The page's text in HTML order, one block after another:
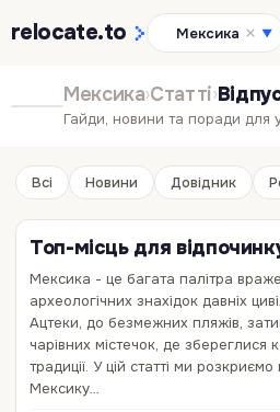
relocate.to Мексика ▼
Мексика›Статті›
Гайди, новини та поради для
Всі Новини Довідник
Топ-місць для
Мексика - це багата палітра
археологічних знахідок давніх
Ацтеки, до безмежних пляжів,
чарівних містечок, де збереглися
традиції. У цій статті ми
Мексику…